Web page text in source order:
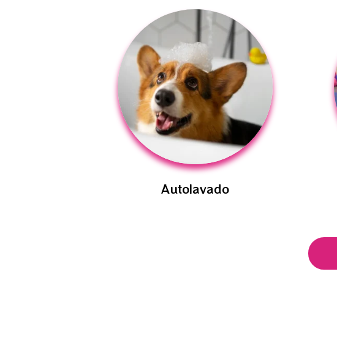
Autolavado